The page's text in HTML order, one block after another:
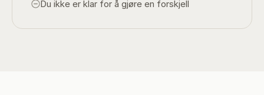
Du ikke er klar for å gjøre en forskjell